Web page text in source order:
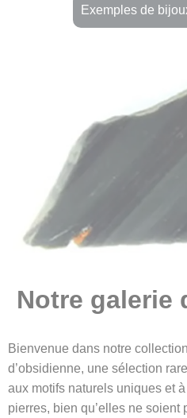
Exemples de
Notre galerie
Bienvenue dans notre
d’obsidienne, une sélection
aux motifs naturels uniques et
pierres, bien qu’elles ne soient